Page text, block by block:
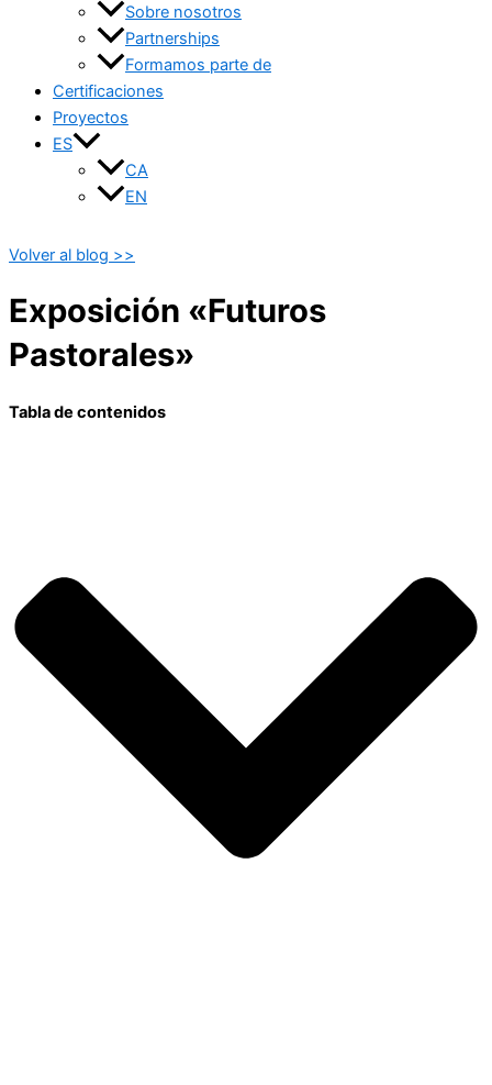
Sobre nosotros
Partnerships
Formamos parte de
Certificaciones
Proyectos
ES
CA
EN
Volver al blog >>
Exposición «Futuros
Pastorales»
Tabla de contenidos